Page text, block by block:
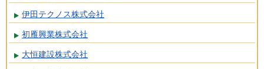
伊田テクノス株式会社
初雁興業株式会社
大恒建設株式会社